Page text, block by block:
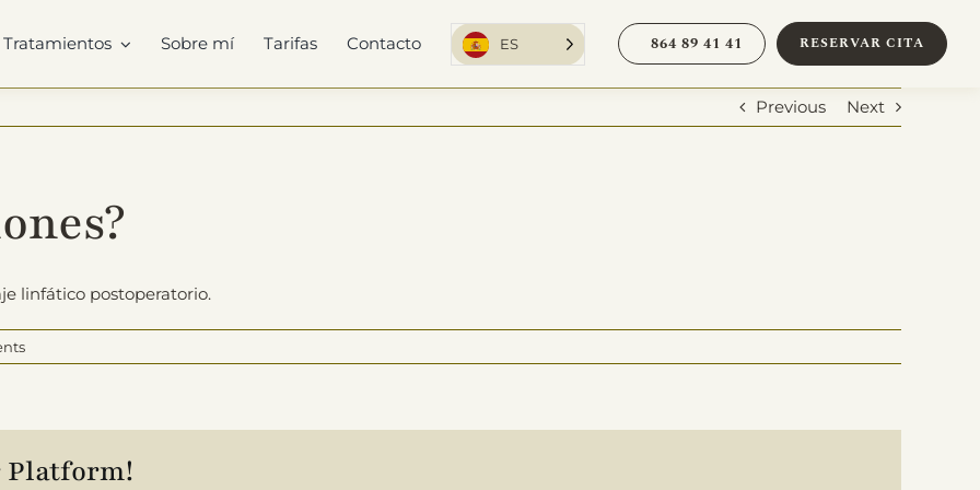
Tratamientos Sobre mí Tarifas Contacto ES 864 89 41 41 RESERVAR CITA
Previous Next
linfático postoperatorio.
Platform!